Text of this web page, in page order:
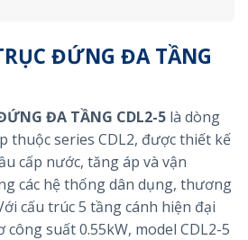
ĐỨNG ĐA TẦNG
ĐA TẦNG CDL2-5 là dòng
thuộc series CDL2, được thiết kế
cấp nước, tăng áp và vận
các hệ thống dân dụng, thương
cấu trúc 5 tầng cánh hiện đại
suất 0.55kW, model CDL2-5